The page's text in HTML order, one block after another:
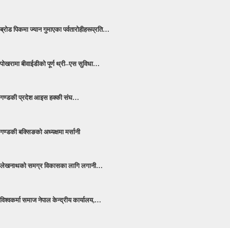
ब्रोड पिकमा ज्यान गुमाएका पर्वतारोहीहरूप्रति…
पोखरामा बीवाईडीको पूर्ण थ्री–एस सुविधा…
गण्डकी प्रदेश आइस हक्की संघ…
गण्डकी बक्सिङको अध्यक्षमा मर्सानी
लेखनाथको समग्र विकासका लागि लगानी…
विश्वकर्मा समाज नेपाल केन्द्रीय कार्यालय,…